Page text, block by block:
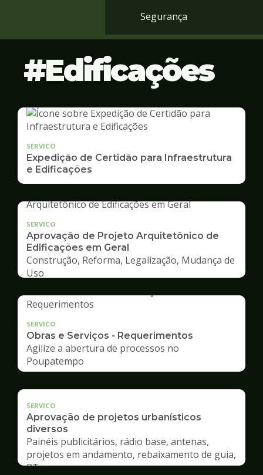
Segurança
Edificações
SERVICO
Expedição de Certidão para Infraestrutura
e Edificações
SERVICO
Aprovação de Projeto Arquitetônico de
Edificações em Geral
Construção, Reforma, Legalização, Mudança de
Uso
SERVICO
Obras e Serviços - Requerimentos
Agilize a abertura de processos no
Poupatempo
SERVICO
Aprovação de projetos urbanísticos
diversos
Painéis publicitários, rádio base, antenas,
projetos em andamento, rebaixamento de guia,
RT